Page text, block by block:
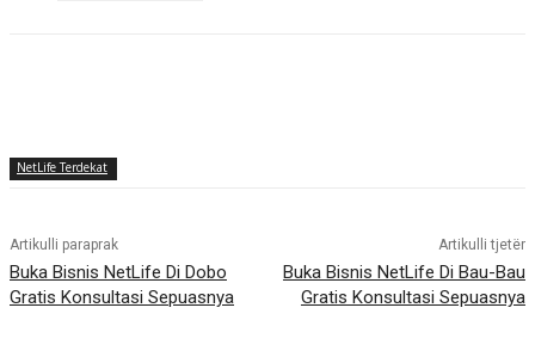
NetLife Terdekat
Artikulli paraprak
Buka Bisnis NetLife Di Dobo
Gratis Konsultasi Sepuasnya
Artikulli tjetër
Buka Bisnis NetLife Di Bau-Bau
Gratis Konsultasi Sepuasnya